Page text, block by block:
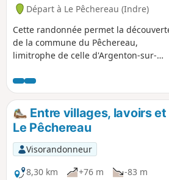
Départ à Le Pêchereau (Indre)
Cette randonnée permet la
de la commune du Pêchereau,
limitrophe de celle d'Argenton-sur-
elle nous amène à la nouvelle installée
dans le beau Château de Courbat
nous fait longer la Creuse, nous
emmène dans les hauteurs
surplombant la vallée, traverse bois et
prairies et finit par le Grand
quartier dominant de la commune.
Entre villages, lavoirs
Le Pêchereau
Visorandonneur
8,30 km
+76 m -83 m